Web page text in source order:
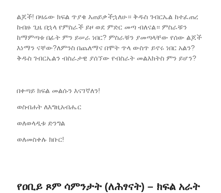
ልጆች! በዛሬው ክፍል ጥያቄ እጠይቃችኋለሁ። ቅዱስ ገብርኤል ከተፈጠረ
ከብዙ ጊዜ በኋላ የምስራች ይዞ ወደ ምድር መጣ ብለናል። ምስራቹን
ከማምጣቱ በፊት ምን ይሠራ ነበር? ምስራቹን ያመጣላቸው የሰው ልጆች
እነማን ናቸው?ለምንስ በጨለማና በሞት ጥላ ውስጥ ይኖሩ ነበር አልን?
ቅዱስ ገብርኤልን ብስራታዊ ያሰኘው የብስራት መልእክትስ ምን ይሆን?
በቀጣይ ክፍል መልሱን እናገኛለን!
ወስብሐት ለእግዚአብሔር
ወለወላዲቱ ድንግል
ወለመስቀሉ ክቡር!
የዐቢይ ጾም ሳምንታት (ለሕፃናት) – ክፍል አራት